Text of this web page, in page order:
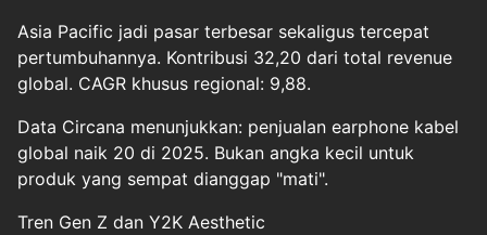
Asia Pacific jadi pasar terbesar sekaligus tercepat
pertumbuhannya. Kontribusi 32,20 dari total revenue
global. CAGR khusus regional: 9,88.
Data Circana menunjukkan: penjualan earphone kabel
global naik 20 di 2025. Bukan angka kecil untuk
produk yang sempat dianggap "mati".
Tren Gen Z dan Y2K Aesthetic